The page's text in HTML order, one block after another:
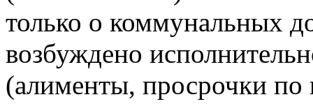
только о коммунальных
возбуждено
(алименты, просрочки по